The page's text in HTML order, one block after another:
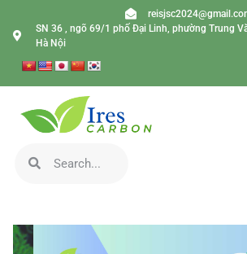
SN 36 , ngõ 69/1 phố Đại Linh, phường Trung
Hà Nội